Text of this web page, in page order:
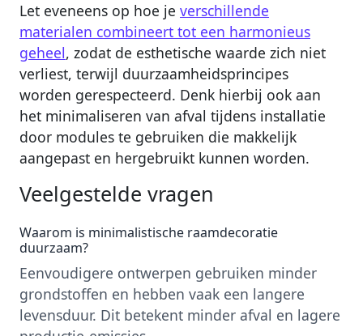
Let eveneens op hoe je verschillende
materialen combineert tot een harmonieus
geheel, zodat de esthetische waarde zich niet
verliest, terwijl duurzaamheidsprincipes
worden gerespecteerd. Denk hierbij ook aan
het minimaliseren van afval tijdens installatie
door modules te gebruiken die makkelijk
aangepast en hergebruikt kunnen worden.
Veelgestelde vragen
Waarom is minimalistische raamdecoratie
duurzaam?
Eenvoudigere ontwerpen gebruiken minder
grondstoffen en hebben vaak een langere
levensduur. Dit betekent minder afval en lagere